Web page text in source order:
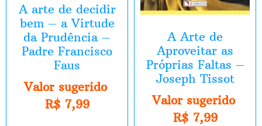
A arte de decidir
bem – a Virtude
da Prudência –
Padre Francisco
Faus
Valor sugerido
R$7,99
A Arte de
Aproveitar as
Próprias Faltas –
Joseph Tissot
Valor sugerido
R$7,99